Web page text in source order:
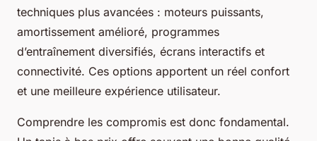
techniques plus avancées : moteurs puissants,
amortissement amélioré, programmes
d’entraînement diversifiés, écrans interactifs et
connectivité. Ces options apportent un réel confort
et une meilleure expérience utilisateur.
Comprendre les compromis est donc fondamental.